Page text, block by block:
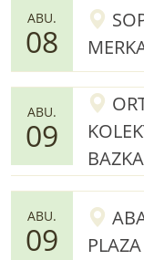
ABU.
08
ABU.
09
ABU.
09
PLAZA